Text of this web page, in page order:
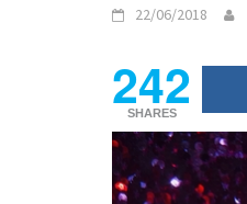
22/06/2018
242
SHARES